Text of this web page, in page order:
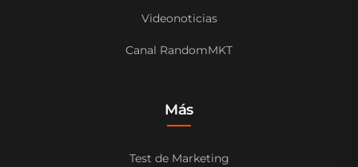
Videonoticias
Canal RandomMKT
Más
Test de Marketing